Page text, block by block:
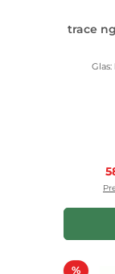
trace
Glas:
%Rabatt